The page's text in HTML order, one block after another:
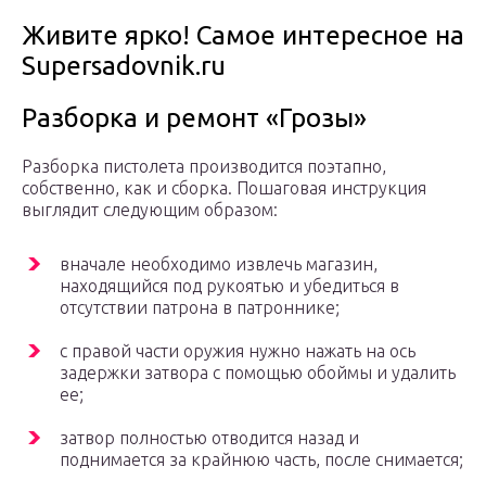
Живите ярко! Самое интересное на
Supersadovnik.ru
Разборка и ремонт «Грозы»
Разборка пистолета производится поэтапно,
собственно, как и сборка. Пошаговая инструкция
выглядит следующим образом:
вначале необходимо извлечь магазин,
находящийся под рукоятью и убедиться в
отсутствии патрона в патроннике;
с правой части оружия нужно нажать на ось
задержки затвора с помощью обоймы и удалить
ее;
затвор полностью отводится назад и
поднимается за крайнюю часть, после снимается;